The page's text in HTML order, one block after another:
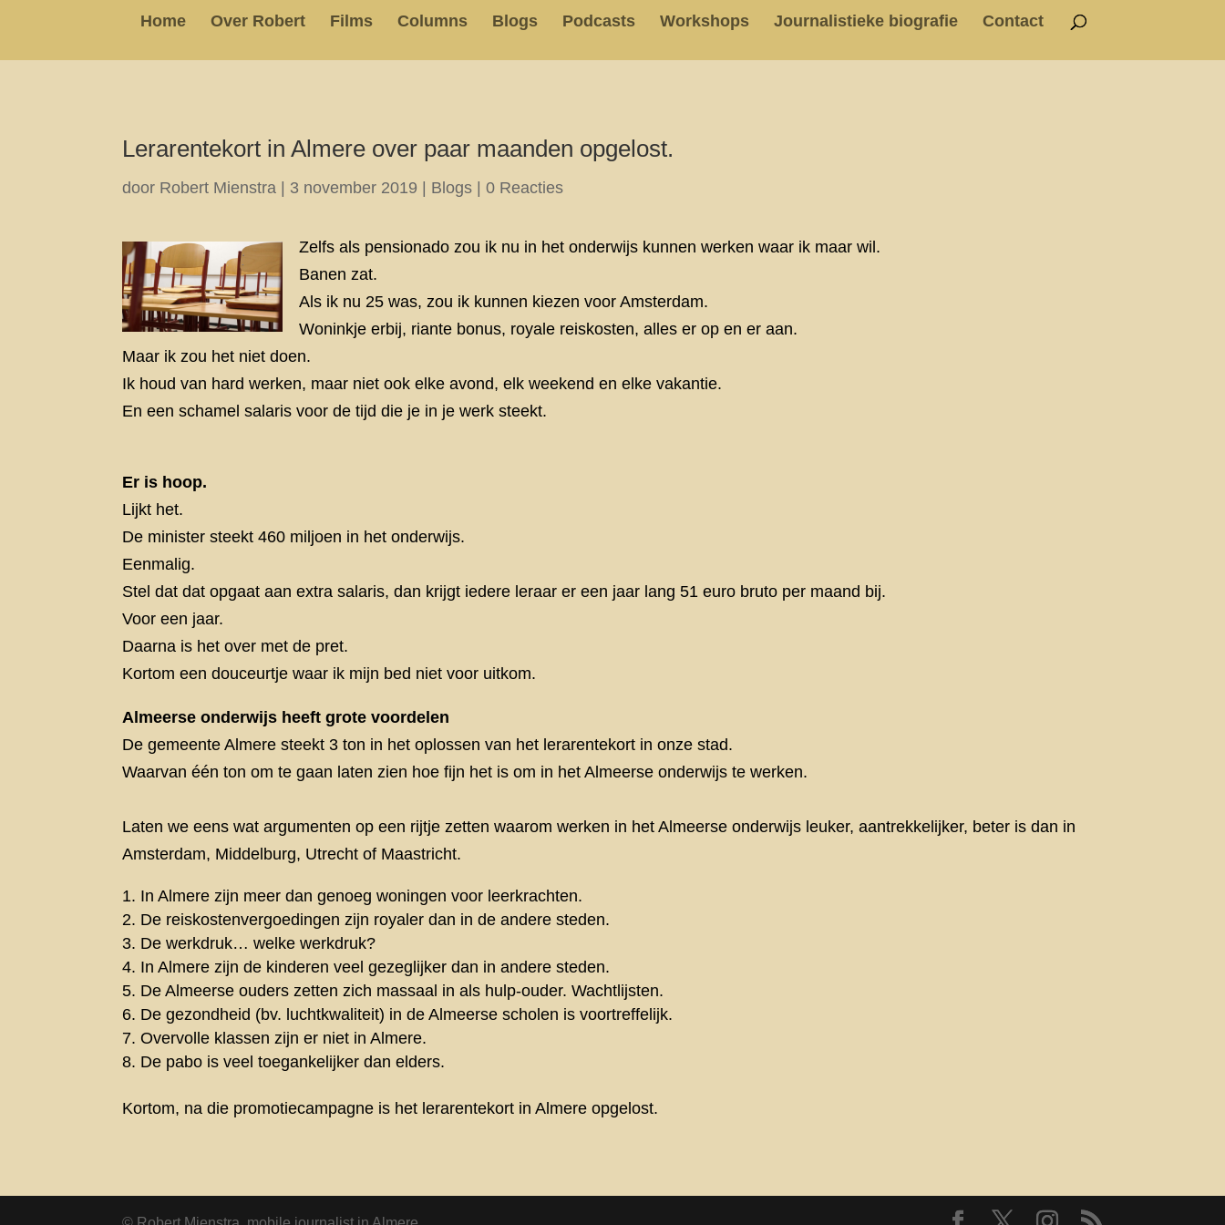
Home Over Robert Films Columns Blogs Podcasts Workshops Journalistieke biografie Contact
Lerarentekort in Almere over paar maanden opgelost.
door Robert Mienstra | 3 november 2019 | Blogs |0 Reacties
Zelfs als pensionado zou ik nu in het onderwijs kunnen werken waar ik maar wil.
Banen zat.
Als ik nu 25 was, zou ik kunnen kiezen voor Amsterdam.
Woninkje erbij, riante bonus, royale reiskosten, alles er op en er aan.
Maar ik zou het niet doen.
Ik houd van hard werken, maar niet ook elke avond, elk weekend en elke vakantie.
En een schamel salaris voor de tijd die je in je werk steekt.
Er is hoop.
Lijkt het.
De minister steekt 460 miljoen in het onderwijs.
Eenmalig.
Stel dat dat opgaat aan extra salaris, dan krijgt iedere leraar er een jaar lang 51 euro bruto per maand bij.
Voor een jaar.
Daarna is het over met de pret.
Kortom een douceurtje waar ik mijn bed niet voor uitkom.
Almeerse onderwijs heeft grote voordelen
De gemeente Almere steekt 3 ton in het oplossen van het lerarentekort in onze stad.
Waarvan één ton om te gaan laten zien hoe fijn het is om in het Almeerse onderwijs te werken.
Laten we eens wat argumenten op een rijtje zetten waarom werken in het Almeerse onderwijs leuker, aantrekkelijker, beter is dan in
Amsterdam, Middelburg, Utrecht of Maastricht.
In Almere zijn meer dan genoeg woningen voor leerkrachten.
De reiskostenvergoedingen zijn royaler dan in de andere steden.
De werkdruk… welke werkdruk?
In Almere zijn de kinderen veel gezeglijker dan in andere steden.
De Almeerse ouders zetten zich massaal in als hulp-ouder. Wachtlijsten.
De gezondheid (bv. luchtkwaliteit) in de Almeerse scholen is voortreffelijk.
Overvolle klassen zijn er niet in Almere.
De pabo is veel toegankelijker dan elders.
Kortom, na die promotiecampagne is het lerarentekort in Almere opgelost.